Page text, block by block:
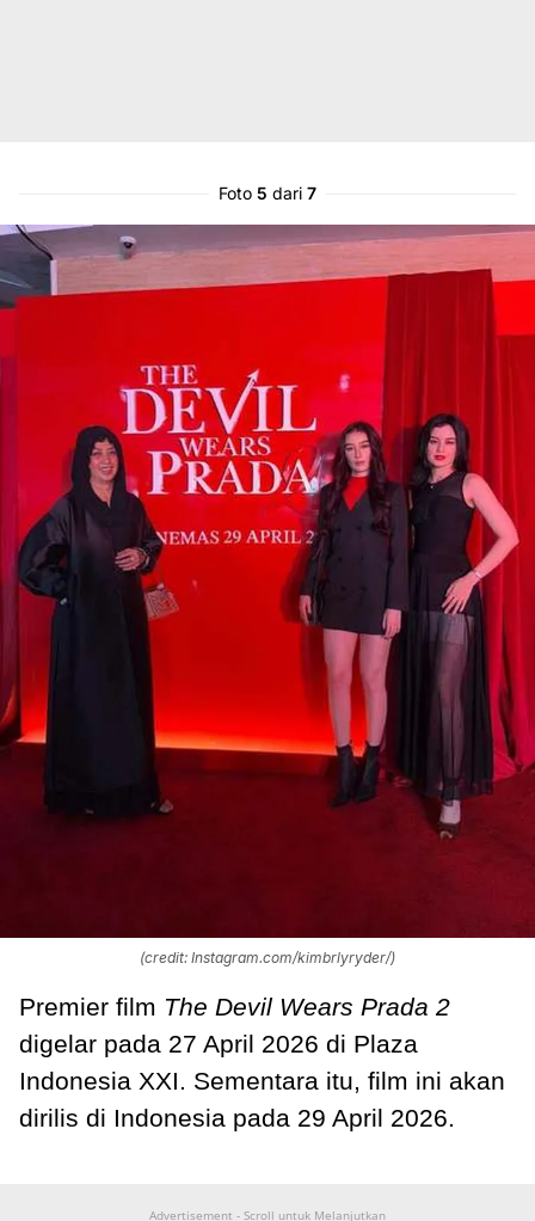
Foto 5 dari 7
(credit: Instagram.com/kimbrlyryder/)
Premier film The Devil Wears Prada 2
digelar pada 27 April 2026 di Plaza
Indonesia XXI. Sementara itu, film ini akan
dirilis di Indonesia pada 29 April 2026.
Advertisement - Scroll untuk Melanjutkan